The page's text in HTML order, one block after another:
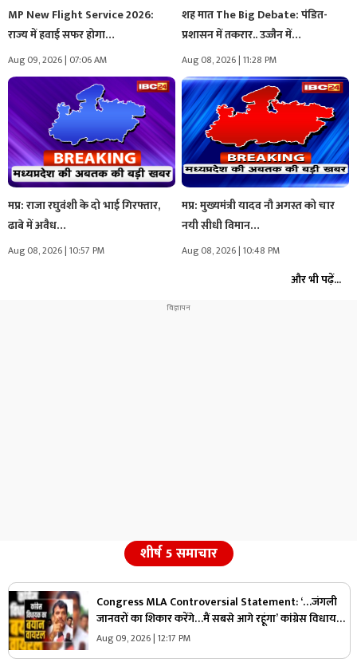
MP New Flight Service 2026:
राज्य में हवाई सफर होगा…
Aug 09, 2026 | 07:06 AM
शह मात The Big Debate: पंडित-
प्रशासन में तकरार.. उज्जैन में…
Aug 08, 2026 | 11:28 PM
मप्र: राजा रघुवंशी के दो भाई गिरफ्तार,
ढाबे में अवैध…
Aug 08, 2026 | 10:57 PM
मप्र: मुख्यमंत्री यादव नौ अगस्त को चार
नयी सीधी विमान…
Aug 08, 2026 | 10:48 PM
और भी पढ़ें...
शीर्ष 5 समाचार
Congress MLA Controversial Statement: ‘…जंगली
जानवरों का शिकार करेंगे…मैं सबसे आगे रहूंगा’ कांग्रेस विधायक
ने दिया विवादित बयान, वायरल हो रहा वीडियो
Aug 09, 2026 | 12:17 PM